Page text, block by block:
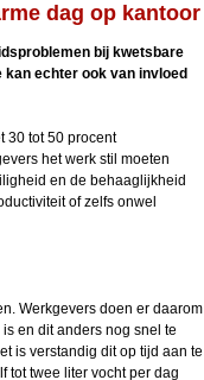
dag op kantoor
bij kwetsbare
echter ook van invloed
30 tot 50 procent
het werk stil moeten
en de behaaglijkheid
of zelfs onwel
Werkgevers doen er daarom
en dit anders nog snel te
is verstandig dit op tijd aan te
tot twee liter vocht per dag